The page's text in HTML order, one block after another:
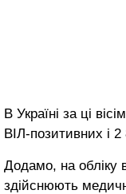
В Україні за ці
ВІЛ-позитивних і
Додамо, на обліку
здійснюють